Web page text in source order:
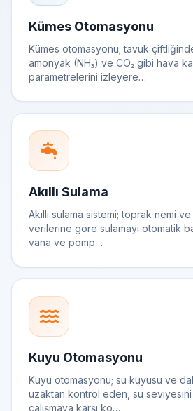
Kümes Otomasyonu
Kümes otomasyonu; tavuk çiftliğinde
amonyak (NH₃) ve CO₂ gibi hava
parametrelerini izleyere…
Akıllı Sulama
Akıllı sulama sistemi; toprak nemi
verilerine göre sulamayı otomatik
vana ve pomp…
Kuyu Otomasyonu
Kuyu otomasyonu; su kuyusu ve
uzaktan kontrol eden, su
çalışmaya karşı ko…